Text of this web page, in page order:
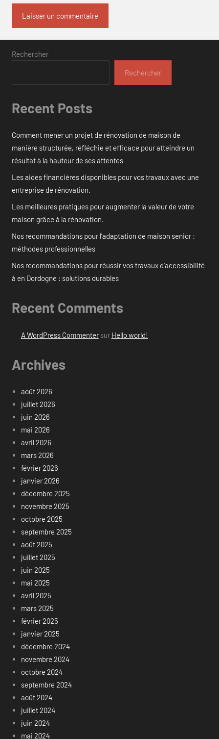
Rechercher
Rechercher
Recent Posts
Comment mener un projet de rénovation de maison de
manière structurée, réfléchie et efficace pour atteindre un
résultat à la hauteur de ses attentes
Les aides financières disponibles pour vos travaux avec une
entreprise de rénovation.
Les meilleures pratiques pour augmenter la valeur de votre
maison grâce à la rénovation.
Nos recommandations pour l’adaptation de maison senior :
méthodes professionnelles
Nos recommandations pour réussir vos travaux d’accessibilité
à en Dordogne : solutions durables
Recent Comments
A WordPress Commentersur Hello world!
Archives
août 2026
juillet 2026
juin 2026
mai 2026
avril 2026
mars 2026
février 2026
janvier 2026
décembre 2025
novembre 2025
octobre 2025
septembre 2025
août 2025
juillet 2025
juin 2025
mai 2025
avril 2025
mars 2025
février 2025
janvier 2025
décembre 2024
novembre 2024
octobre 2024
septembre 2024
août 2024
juillet 2024
juin 2024
mai 2024